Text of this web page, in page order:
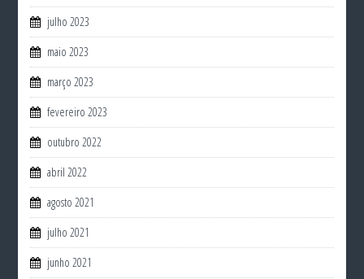
julho 2023
maio 2023
março 2023
fevereiro 2023
outubro 2022
abril 2022
agosto 2021
julho 2021
junho 2021